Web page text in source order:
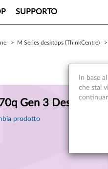
SUPPORTO
> M Series desktops (ThinkCentre) >
Gen 3 Desktop
prodotto
In base
che stai